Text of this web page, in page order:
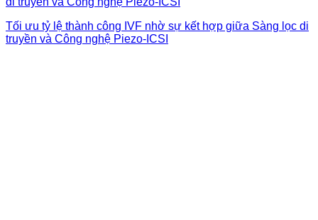
Tối ưu tỷ lệ thành công IVF nhờ sự kết hợp giữa Sàng lọc di
truyền và Công nghệ Piezo-ICSI